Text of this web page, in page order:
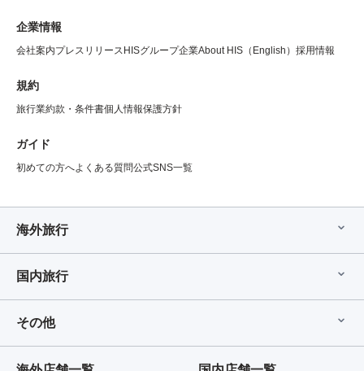
企業情報
会社案内プレスリリース HISグループ企業About HIS（English） 採用情報
規約
旅行業約款・条件書個人情報保護方針
ガイド
初めての方へよくある質問公式SNS一覧
海外旅行
国内旅行
その他